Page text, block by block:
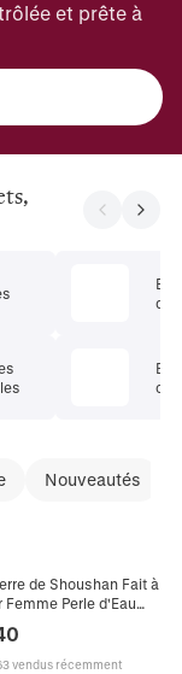
et prête à
de
Nouveautés
de Shoushan Fait à
Femme Perle d'Eau
en Acier Inoxydable
Bohème Bijoux
vendus récemment